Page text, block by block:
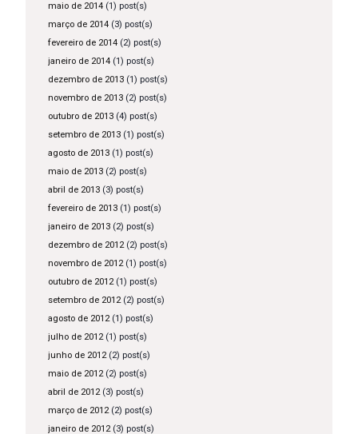
maio de 2014(1) post(s)
março de 2014(3) post(s)
fevereiro de 2014(2) post(s)
janeiro de 2014(1) post(s)
dezembro de 2013(1) post(s)
novembro de 2013(2) post(s)
outubro de 2013(4) post(s)
setembro de 2013(1) post(s)
agosto de 2013(1) post(s)
maio de 2013(2) post(s)
abril de 2013(3) post(s)
fevereiro de 2013(1) post(s)
janeiro de 2013(2) post(s)
dezembro de 2012(2) post(s)
novembro de 2012(1) post(s)
outubro de 2012(1) post(s)
setembro de 2012(2) post(s)
agosto de 2012(1) post(s)
julho de 2012(1) post(s)
junho de 2012(2) post(s)
maio de 2012(2) post(s)
abril de 2012(3) post(s)
março de 2012(2) post(s)
janeiro de 2012(3) post(s)